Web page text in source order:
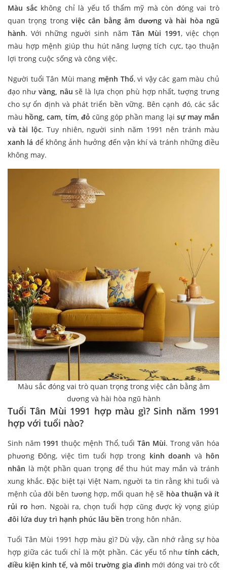
Màu sắckhông chỉ là yếu tố thẩm mỹ mà còn đóng vai trò
quan trọng trongviệc cân bằng âm dương và hài hòa ngũ
hành. Với những người sinh năm Tân Mùi 1991, việc chọn
màu hợp mệnh giúp thu hút năng lượng tích cực, tạo thuận
lợi trong cuộc sống và công việc.
Người tuổi Tân Mùi mang mệnh Thổ, vì vậy các gam màu chủ
đạo như vàng, nâu sẽ là lựa chọn phù hợp nhất, tượng trưng
cho sự ổn định và phát triển bền vững. Bên cạnh đó, các sắc
màu hồng, cam, tím, đỏ cũng góp phần mang lại sự may mắn
và tài lộc. Tuy nhiên, người sinh năm 1991 nên tránh màu
xanh lá để không ảnh hưởng đến vận khí và tránh những điều
không may.
Màu sắc đóng vai trò quan trọng trong việc cân bằng âm
dương và hài hòa ngũ hành
Tuổi Tân Mùi 1991 hợp màu gì? Sinh năm 1991
hợp với tuổi nào?
Sinh năm 1991 thuộc mệnh Thổ, tuổiTân Mùi. Trong văn hóa
phương Đông, việc tìm tuổi hợp trong kinh doanh và hôn
nhân là một phần quan trọng để thu hút may mắn và tránh
xung khắc. Đặc biệt tại Việt Nam, người ta tin rằng khi tuổi và
mệnh của đôi bên tương hợp, mối quan hệ sẽ hòa thuận và ít
rủi ro hơn. Ngoài ra, chọn tuổi hợp cũng được kỳ vọng giúp
đôi lứa duy trì hạnh phúc lâu bền trong hôn nhân.
Tuổi Tân Mùi 1991 hợp màu gì? Dù vậy, cần nhớ rằng sự hòa
hợp giữa các tuổi chỉ là một phần. Các yếu tố như tính cách,
điều kiện kinh tế, và môi trường gia đình mới đóng vai trò cốt